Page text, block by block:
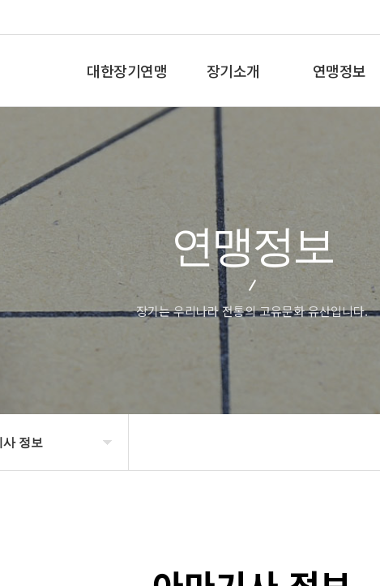
대한장기연맹
총재인사말
장기소개
장기규정/규칙
장기용어
연맹정보
연맹정보
장기는 우리나라 전통의 고유문화 유산입니다.
사 정보